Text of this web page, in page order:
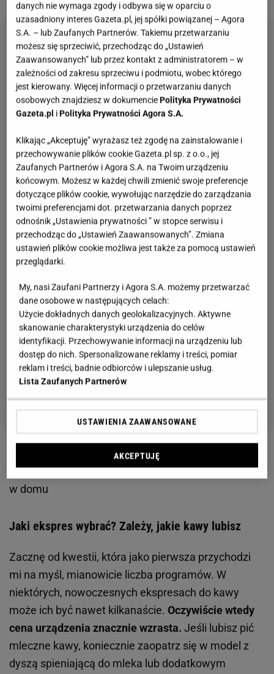
4 praktyczne zastosowania filtrów do
kawy - przekonaj się, jak często mogą przydać ci się
w domu
Jaki ekspres wybrać? Zależy, jakie kawy lubisz
Zacznę od kwestii, która jako pierwsza przychodzi
mi na myśl, mianowicie liczba programów. W
niektórych, nowoczesnych ekspresach do kawy
może ich być nawet kilkanaście. Oczywiście wtedy
cena urządzenia znacznie wzrasta. Jeśli lubisz pić
mleczne kawy, koniecznie zaopatrz się w model z
dyszą spieniającą do mleka lub dodatkowym
danych nie wymaga zgody i odbywa się w oparciu o
uzasadniony interes Gazeta.pl, jej spółki powiązanej – Agora
S.A. – lub Zaufanych Partnerów. Takiemu przetwarzaniu
możesz się sprzeciwić, przechodząc do „Ustawień
Zaawansowanych” lub przez kontakt z administratorem – w
zależności od zakresu sprzeciwu i podmiotu, wobec którego
jest kierowany. Więcej informacji o przetwarzaniu danych
osobowych znajdziesz w dokumenciePolityka Prywatności
Gazeta.pl iPolityka Prywatności Agora S.A.
Klikając „Akceptuję” wyrażasz też zgodę na zainstalowanie i
przechowywanie plików cookie Gazeta.pl sp. z o.o., jej
Zaufanych Partnerów i Agora S.A. na Twoim urządzeniu
końcowym. Możesz w każdej chwili zmienić swoje preferencje
dotyczące plików cookie, wywołując narzędzie do zarządzania
twoimi preferencjami dot. przetwarzania danych poprzez
odnośnik „Ustawienia prywatności ” w stopce serwisu i
przechodząc do „Ustawień Zaawansowanych”. Zmiana
ustawień plików cookie możliwa jest także za pomocą ustawień
przeglądarki.
My, nasi Zaufani Partnerzy i Agora S.A. możemy przetwarzać
dane osobowe w następujących celach:
Użycie dokładnych danych geolokalizacyjnych. Aktywne
skanowanie charakterystyki urządzenia do celów
identyfikacji. Przechowywanie informacji na urządzeniu lub
dostęp do nich. Spersonalizowane reklamy i treści, pomiar
reklam i treści, badnie odbiorców i ulepszanie usług.
Lista Zaufanych Partnerów
USTAWIENIA ZAAWANSOWANE
AKCEPTUJĘ